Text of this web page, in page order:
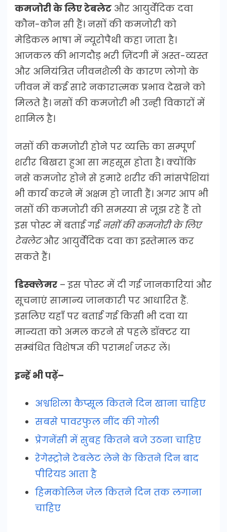
कमजोरी के लिए टेबलेट और आयुर्वेदिक दवा
कौन-कौन सी हैं। नसों की कमजोरी को
मेडिकल भाषा में न्यूरोपैथी कहा जाता है।
आजकल की भागदौड़ भरी ज़िंदगी में अस्त-व्यस्त
और अनियंत्रित जीवनशैली के कारण लोगो के
जीवन में कई सारे नकारात्मक प्रभाव देखने को
मिलते है। नसों की कमजोरी भी उन्ही विकारों में
शामिल है।
नसों की कमजोरी होने पर व्यक्ति का सम्पूर्ण
शरीर बिखरा हुआ सा महसूस होता है। क्योंकि
नसे कमजोर होने से हमारे शरीर की मांसपेशियां
भी कार्य करने में अक्षम हो जाती हैं। अगर आप भी
नसों की कमजोरी की समस्या से जूझ रहे हैं तो
इस पोस्ट में बताई गईनसों की कमजोरी के लिए
टेबलेटऔर आयुर्वेदिक दवा का इस्तेमाल कर
सकते हैं।
डिस्क्लेमर – इस पोस्ट में दी गई जानकारियां और
सूचनाएं सामान्य जानकारी पर आधारित हैं.
इसलिए यहाँ पर बताई गई किसी भी दवा या
मान्यता को अमल करने से पहले डॉक्टर या
सम्बंधित विशेषज्ञ की परामर्श जरूर लें।
इन्हें भी पढ़ें–
अश्वशिला कैप्सूल कितने दिन खाना चाहिए
सबसे पावरफुल नींद की गोली
प्रेगनेंसी में सुबह कितने बजे उठना चाहिए
रेगेस्ट्रोने टेबलेट लेने के कितने दिन बाद
पीरियड आता है
हिमकोलिन जेल कितने दिन तक लगाना
चाहिए